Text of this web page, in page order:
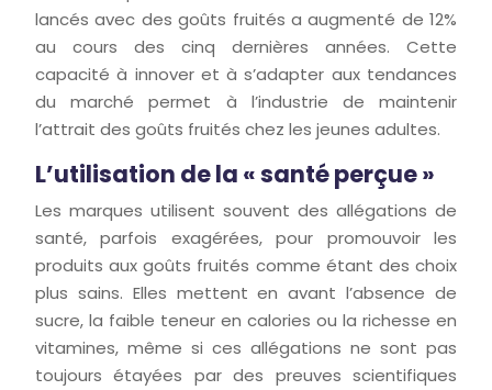
lancés avec des goûts fruités a augmenté de 12%
au cours des cinq dernières années. Cette
capacité à innover et à s’adapter aux tendances
du marché permet à l’industrie de maintenir
l’attrait des goûts fruités chez les jeunes adultes.
L’utilisation de la « santé perçue »
Les marques utilisent souvent des allégations de
santé, parfois exagérées, pour promouvoir les
produits aux goûts fruités comme étant des choix
plus sains. Elles mettent en avant l’absence de
sucre, la faible teneur en calories ou la richesse en
vitamines, même si ces allégations ne sont pas
toujours étayées par des preuves scientifiques